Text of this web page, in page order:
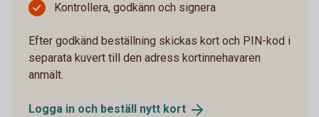
Kontrollera, godkänn och signera
Efter godkänd beställning skickas kort och PIN-kod i
separata kuvert till den adress kortinnehavaren
anmält.
Logga in och beställ nytt kort